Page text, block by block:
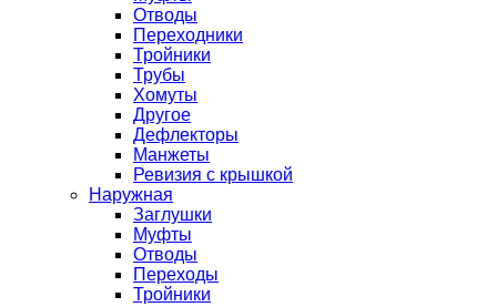
Отводы
Переходники
Тройники
Трубы
Хомуты
Другое
Дефлекторы
Манжеты
Ревизия с крышкой
Наружная
Заглушки
Муфты
Отводы
Переходы
Тройники